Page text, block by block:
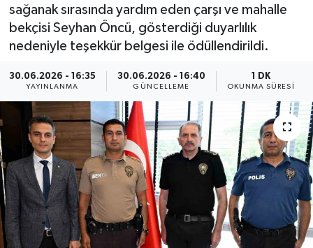
sağanak sırasında yardım eden çarşı ve mahalle
bekçisi Seyhan Öncü, gösterdiği duyarlılık
nedeniyle teşekkür belgesi ile ödüllendirildi.
30.06.2026 - 16:35
YAYINLANMA
30.06.2026 - 16:40
GÜNCELLEME
1 DK
OKUNMA SÜRESI
Advertising news
Canlı Maç
ÇEVRE
Dış Haberler
Dünya
EĞİTİM
EKONOMİ
Haber Arşivi